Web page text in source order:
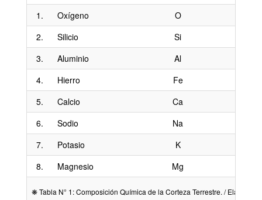
1.
Oxígeno
O
2.
Silicio
Si
3.
Aluminio
Al
4.
Hierro
Fe
5.
Calcio
Ca
6.
Sodio
Na
7.
Potasio
K
8.
Magnesio Mg
❋ Tabla N° 1: Composición Química de la Corteza Terrestre. /